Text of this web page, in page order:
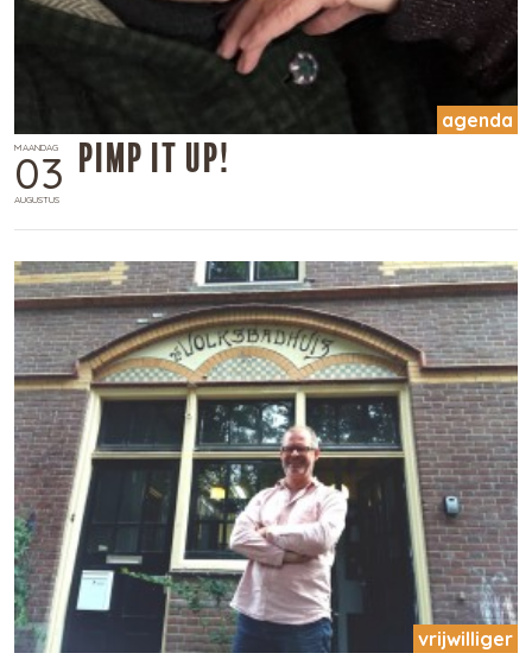
agenda
MAANDAG
03
AUGUSTUS
Pimp it up!
vrijwilliger